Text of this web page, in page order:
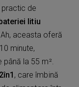
de
litiu
aceasta oferă
minute,
la 55 m².
, care îmbină